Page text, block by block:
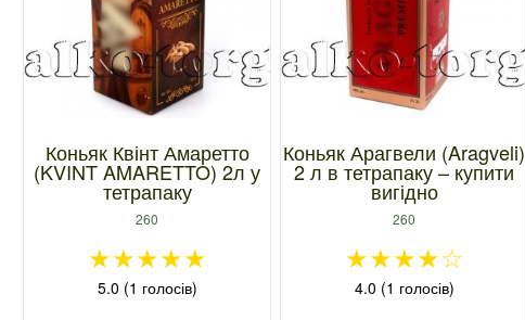
Коньяк Квінт Амаретто
(KVINT AMARETTO) 2л у
тетрапаку
260
★★★★★
5.0 (1 голосів)
Коньяк Арагвели (Aragveli)
2 л в тетрапаку – купити
вигідно
260
★★★★☆
4.0 (1 голосів)